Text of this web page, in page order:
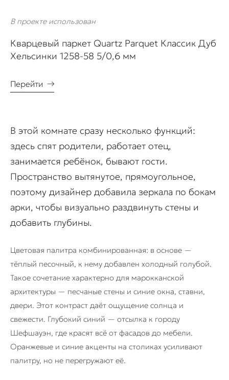
В проекте использован
Кварцевый паркет Quartz Parquet Классик Дуб
Хельсинки 1258-58 5/0,6 мм
Перейти →
В этой комнате сразу несколько функций:
здесь спят родители, работает отец,
занимается ребёнок, бывают гости.
Пространство вытянутое, прямоугольное,
поэтому дизайнер добавила зеркала по бокам
арки, чтобы визуально раздвинуть стены и
добавить глубины.
Цветовая палитра комбинированная: в основе —
тёплый песочный, к нему добавлен холодный голубой.
Такое сочетание характерно для марокканской
архитектуры — песчаные стены и синие окна, ставни,
двери. Этот контраст даёт ощущение солнца и
свежести. Глубокий синий — отсылка к городу
Шефшауэн, где красят всё от фасадов до мебели.
Оранжевые и синие акценты на столиках усиливают
палитру, но не перегружают её.